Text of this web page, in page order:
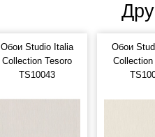
Обои Studio Italia
Collection Tesoro
TS10043
Обои
Collection